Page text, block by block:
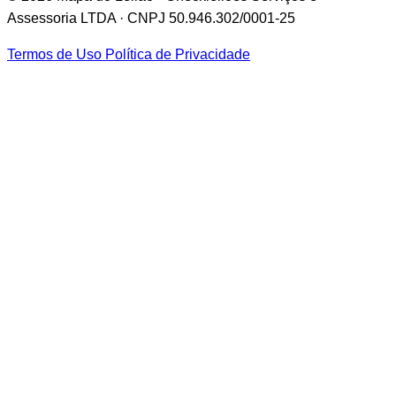
Assessoria LTDA · CNPJ 50.946.302/0001-25
Termos de Uso Política de Privacidade